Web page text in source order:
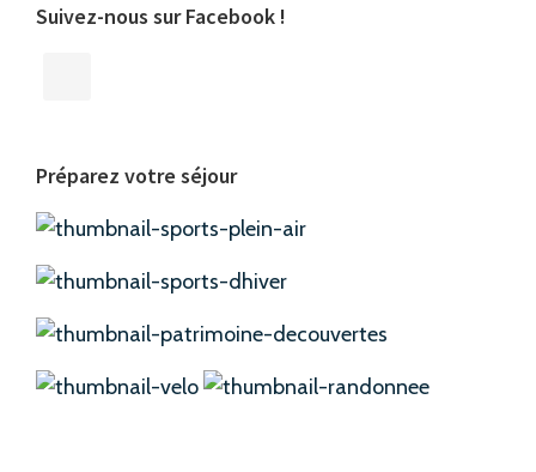
Suivez-nous sur Facebook !
Préparez votre séjour